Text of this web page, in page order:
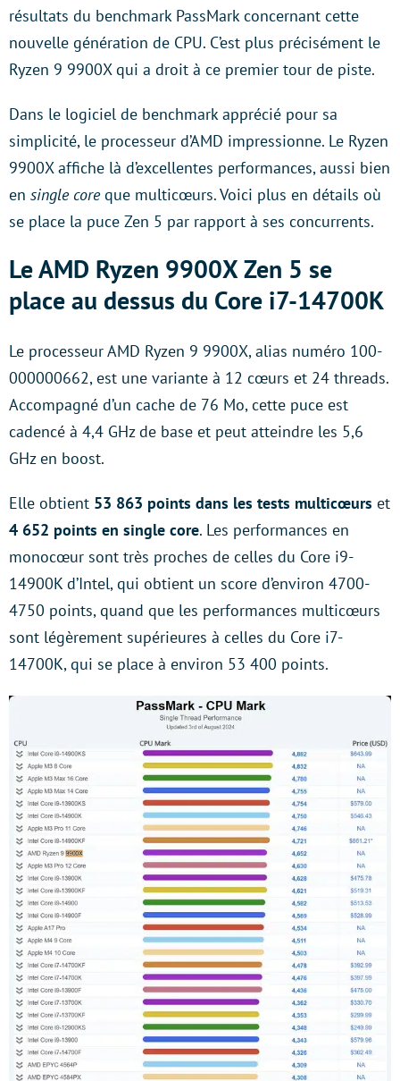
résultats du benchmark PassMark concernant cette
nouvelle génération de CPU. C’est plus précisément le
Ryzen 9 9900X qui a droit à ce premier tour de piste.
Dans le logiciel de benchmark apprécié pour sa
simplicité, le processeur d’AMD impressionne. Le Ryzen
9900X affiche là d’excellentes performances, aussi bien
en single coreque multicœurs. Voici plus en détails où
se place la puce Zen 5 par rapport à ses concurrents.
Le AMD Ryzen 9900X Zen 5 se
place au dessus du Core i7-14700K
Le processeur AMD Ryzen 9 9900X, alias numéro 100-
000000662, est une variante à 12 cœurs et 24 threads.
Accompagné d’un cache de 76 Mo, cette puce est
cadencé à 4,4 GHz de base et peut atteindre les 5,6
GHz en boost.
Elle obtient 53 863 points dans les tests multicœurs et
4 652 points en single core. Les performances en
monocœur sont très proches de celles du Core i9-
14900K d’Intel, qui obtient un score d’environ 4700-
4750 points, quand que les performances multicœurs
sont légèrement supérieures à celles du Core i7-
14700K, qui se place à environ 53 400 points.